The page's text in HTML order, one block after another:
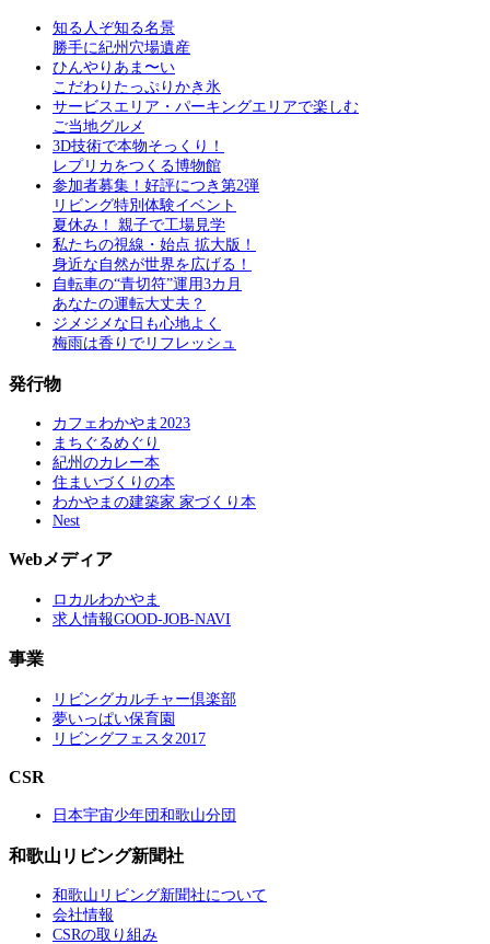
知る人ぞ知る名景
勝手に紀州穴場遺産
ひんやりあま〜い
こだわりたっぷりかき氷
サービスエリア・パーキングエリアで楽しむ
ご当地グルメ
3D技術で本物そっくり！
レプリカをつくる博物館
参加者募集！好評につき第2弾
リビング特別体験イベント
夏休み！ 親子で工場見学
私たちの視線・始点 拡大版！
身近な自然が世界を広げる！
自転車の“青切符”運用3カ月
あなたの運転大丈夫？
ジメジメな日も心地よく
梅雨は香りでリフレッシュ
発行物
カフェわかやま2023
まちぐるめぐり
紀州のカレー本
住まいづくりの本
わかやまの建築家 家づくり本
Nest
Webメディア
ロカルわかやま
求人情報GOOD-JOB-NAVI
事業
リビングカルチャー倶楽部
夢いっぱい保育園
リビングフェスタ2017
CSR
日本宇宙少年団和歌山分団
和歌山リビング新聞社
和歌山リビング新聞社について
会社情報
CSRの取り組み